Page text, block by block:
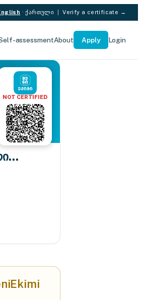
·ქართული |Verify a certificate →
assessmentAbout Apply Login
NOT CERTIFIED